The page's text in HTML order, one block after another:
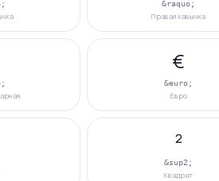
&raquo;
Правая кавычка
€
&euro;
Евро
²
&sup2;
Квадрат